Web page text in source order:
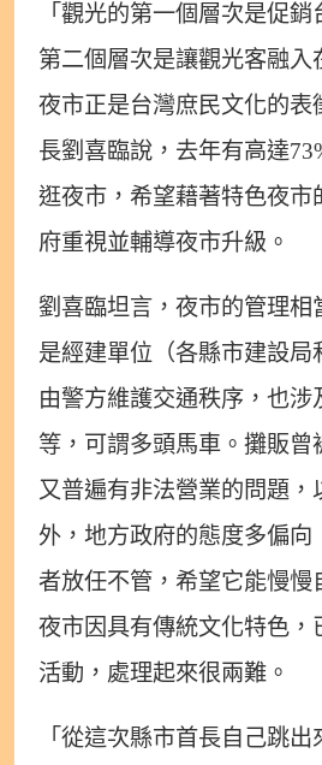
「觀光的第一個層次是促銷
第二個層次是讓觀光客融入
夜市正是台灣庶民文化的表
長劉喜臨說，去年有高達
逛夜市，希望藉著特色夜市
府重視並輔導夜市升級。
劉喜臨坦言，夜市的管理相
是經建單位（各縣市建設局
由警方維護交通秩序，也涉
等，可謂多頭馬車。攤販曾
又普遍有非法營業的問題
外，地方政府的態度多偏向
者放任不管，希望它能慢慢
夜市因具有傳統文化特色，
活動，處理起來很兩難。
「從這次縣市首長自己跳